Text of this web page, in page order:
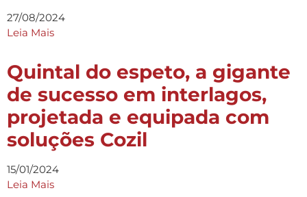
27/08/2024
Leia Mais
Quintal do espeto, a gigante
de sucesso em interlagos,
projetada e equipada com
soluções Cozil
15/01/2024
Leia Mais